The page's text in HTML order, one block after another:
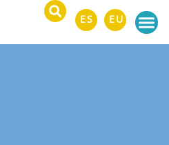
ES EU